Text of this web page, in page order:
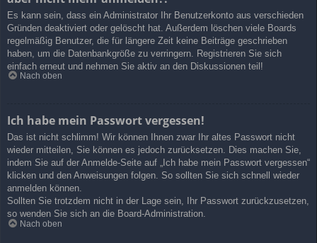
Es kann sein, dass ein Administrator Ihr Benutzerkonto aus verschieden
Gründen deaktiviert oder gelöscht hat. Außerdem löschen viele Boards
regelmäßig Benutzer, die für längere Zeit keine Beiträge geschrieben
haben, um die Datenbankgröße zu verringern. Registrieren Sie sich
einfach erneut und nehmen Sie aktiv an den Diskussionen teil!
Nach oben
Ich habe mein Passwort vergessen!
Das ist nicht schlimm! Wir können Ihnen zwar Ihr altes Passwort nicht
wieder mitteilen, Sie können es jedoch zurücksetzen. Dies machen Sie,
indem Sie auf der Anmelde-Seite auf „Ich habe mein Passwort vergessen“
klicken und den Anweisungen folgen. So sollten Sie sich schnell wieder
anmelden können.
Sollten Sie trotzdem nicht in der Lage sein, Ihr Passwort zurückzusetzen,
so wenden Sie sich an die Board-Administration.
Nach oben